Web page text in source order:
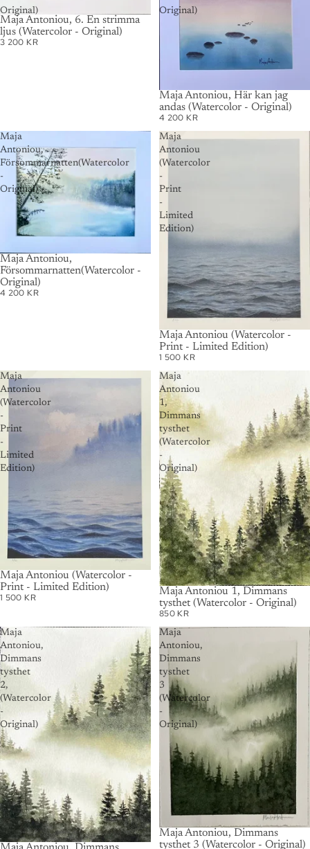
Original)
Maja Antoniou, 6. En strimma
ljus (Watercolor - Original)
3 200 KR
Original)
Maja Antoniou, Här kan jag
andas (Watercolor - Original)
4 200 KR
Maja
Antoniou,
Försommarnatten(Watercolor
-
Original)
SOLD OUT
Maja Antoniou,
Försommarnatten(Watercolor -
Original)
4 200 KR
Maja
Antoniou
(Watercolor
-
Print
-
Limited
Edition)
Maja Antoniou (Watercolor -
Print - Limited Edition)
1 500 KR
Maja
Antoniou
(Watercolor
-
Print
-
Limited
Edition)
Maja Antoniou (Watercolor -
Print - Limited Edition)
1 500 KR
Maja
Antoniou
1,
Dimmans
tysthet
(Watercolor
-
Original)
SOLD OUT
Maja Antoniou 1, Dimmans
tysthet (Watercolor - Original)
850 KR
Maja
Antoniou,
Dimmans
tysthet
2,
(Watercolor
-
Original)
Maja
Antoniou,
Dimmans
tysthet
3
(Watercolor
-
Original)
SOLD OUT
Maja Antoniou, Dimmans
tysthet 3 (Watercolor - Original)